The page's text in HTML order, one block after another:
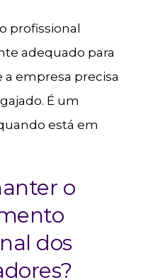
profissional
adequado para
empresa precisa
É um
está em
o
dos